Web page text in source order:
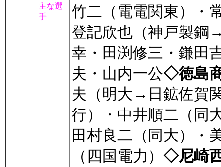
主な選
手
竹二（電電関東）・
登記欣也（神戸製鋼
幸・田渕修三・鎌田
夫・山内一公◇徳島
夫（明大→日鉱佐賀
行）・中井順二（同
田村良二（同大）・
（四国電力） ◇尼崎